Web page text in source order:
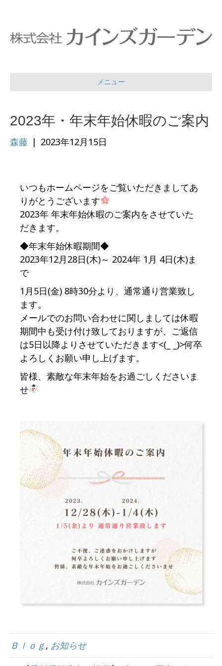
メニュー
2023年・年末年始休暇のご案内
森藤 | 2023年12月15日
いつもホームページをご覧いただきましてあ
りがとうございます
2023年 年末年始休暇のご案内をさせていた
だきます。
◆年末年始休暇期間◆
2023年12月28日(木)～ 2024年 1月 4日(木)ま
で
1月5日(金) 8時30分より、通常通り営業致し
ます。
メールでのお問い合わせに関しましては休暇
期間中も受け付け致しておりますが、ご返信
は5日以降よりさせていただきます<(_ _)>何卒
よろしくお願い申し上げます。
皆様、素敵な年末年始をお過ごしくださいま
せ
Ｂｌｏｇ, お知らせ